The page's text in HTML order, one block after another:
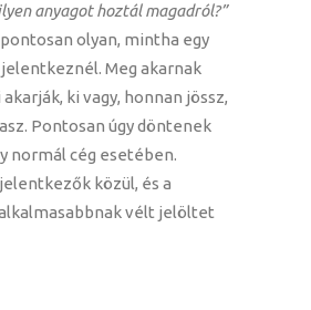
anyagot hoztál magadról?”
olyan, mintha egy
Meg akarnak
ki vagy, honnan jössz,
Pontosan úgy döntenek
normál cég esetében.
közül, és a
vélt jelöltet